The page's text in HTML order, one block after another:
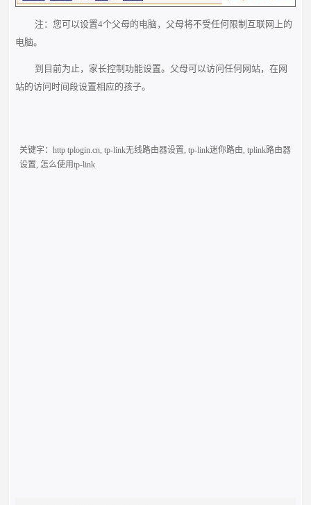
注：您可以设置4个父母的电脑，父母将不受任何限制互联网上的
电脑。
到目前为止，家长控制功能设置。父母可以访问任何网站，在网
站的访问时间段设置相应的孩子。
关键字：http tplogin.cn ,tp-link无线路由器设置 ,tp-link迷你路由 ,tplink路由器
设置 怎么使用tp-link